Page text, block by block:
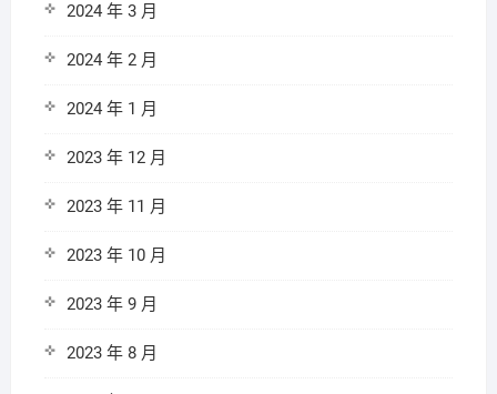
2024 年 3 月
2024 年 2 月
2024 年 1 月
2023 年 12 月
2023 年 11 月
2023 年 10 月
2023 年 9 月
2023 年 8 月